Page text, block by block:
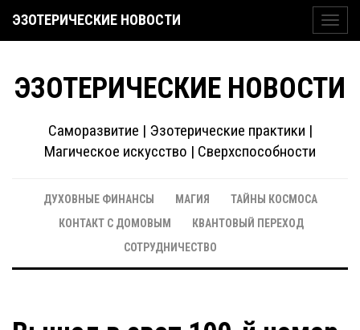
ЭЗОТЕРИЧЕСКИЕ НОВОСТИ
ЭЗОТЕРИЧЕСКИЕ НОВОСТИ
Саморазвитие | Эзотерические практики |
Магическое искусство | Сверхспособности
ДУХОВНЫЕ ФИНАНСЫ МАГИЯ
ТАЙНЫ КОСМОСА
КОНТАКТ С ДОМОВЫМ
КВАНТОВЫЙ ПЕРЕХОД
СОТРУДНИЧЕСТВО